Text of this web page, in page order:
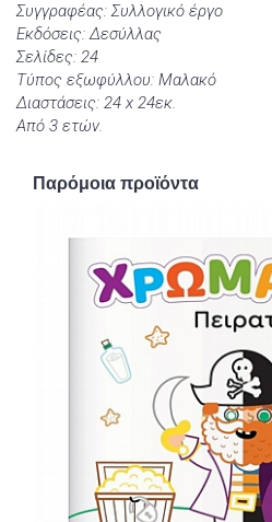
Συγγραφέας: Συλλογικό έργο
Εκδόσεις: Δεσύλλας
Σελίδες: 24
Τύπος εξωφύλλου: Μαλακό
Διαστάσεις: 24 x 24εκ.
Από 3 ετών.
Παρόμοια προϊόντα